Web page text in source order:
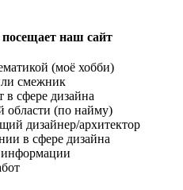
наш сайт
(моё хобби)
смежник
сфере дизайна
области (по найму)
дизайнер/архитектор
в сфере дизайна